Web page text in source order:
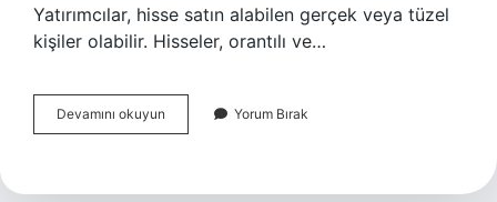
Yatırımcılar, hisse satın alabilen gerçek veya tüzel
kişiler olabilir. Hisseler, orantılı ve…
Devamını okuyun Borsada
Satış
Arz
Yorum Bırak